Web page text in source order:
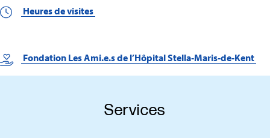
Heures de visites
Fondation Les Ami.e.s de l’Hôpital Stella‑Maris‑de‑Kent
Services